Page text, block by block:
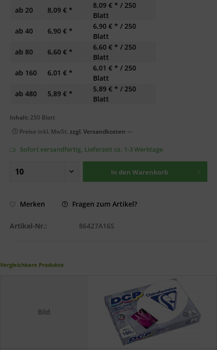
ab 20 8,09 € *
8,09 € * / 250
Blatt
ab 40 6,90 € *
6,90 € * / 250
Blatt
ab 80 6,60 € *
6,60 € * / 250
Blatt
ab 160 6,01 € *
6,01 € * / 250
Blatt
ab 480 5,89 € *
5,89 € * / 250
Blatt
Inhalt: 250 Blatt
Preise inkl. MwSt. zzgl. Versandkosten —
Sofort versandfertig, Lieferzeit ca. 1-3 Werktage
In den Warenkorb
Merken Fragen zum Artikel?
Artikel-Nr.: 86427A16S
Vergleichbare Produkte
Bild